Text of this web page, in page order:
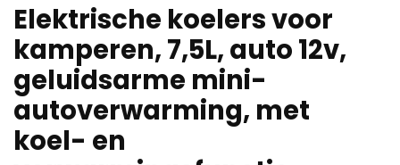
Elektrische koelers voor
kamperen, 7,5L, auto 12v,
geluidsarme mini-
autoverwarming, met
koel- en